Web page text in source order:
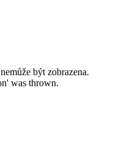
být zobrazena.
was thrown.